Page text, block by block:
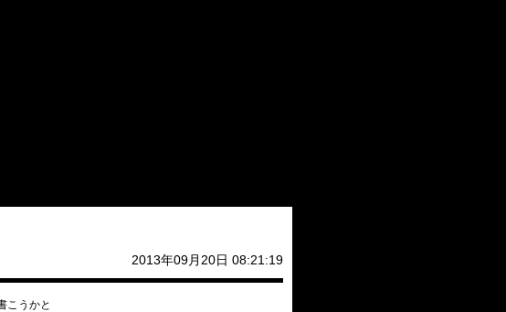
2013年09月20日 08:21:19
こうかと